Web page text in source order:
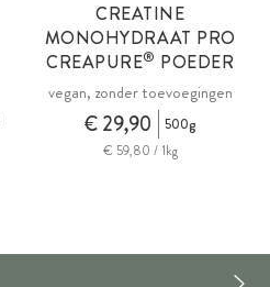
CREATINE
MONOHYDRAAT PRO
CREAPURE® POEDER
vegan, zonder toevoegingen
€ 29,90
500g
€ 59,80 / 1kg